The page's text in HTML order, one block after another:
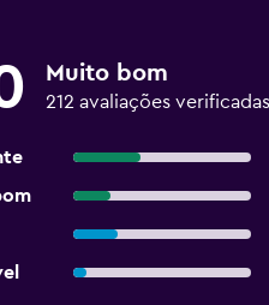
Muito bom
212 avaliações verificadas